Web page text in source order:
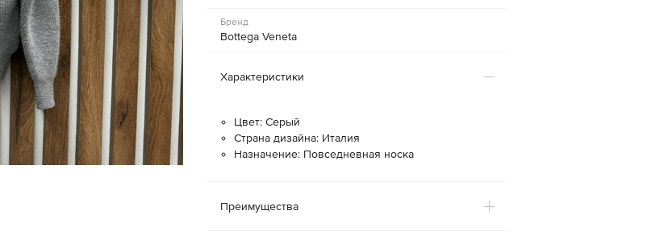
Бренд
Bottega Veneta
Характеристики
Цвет: Серый
Страна дизайна: Италия
Назначение: Повседневная носка
Преимущества